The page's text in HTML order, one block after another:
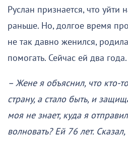
Руслан признается, что уйти
раньше. Но, долгое время
не так давно женился,
помогать. Сейчас ей два
– Жене я объяснил, что кто-
страну, а стало быть, и
моя не знает, куда я
волновать? Ей 76 лет.